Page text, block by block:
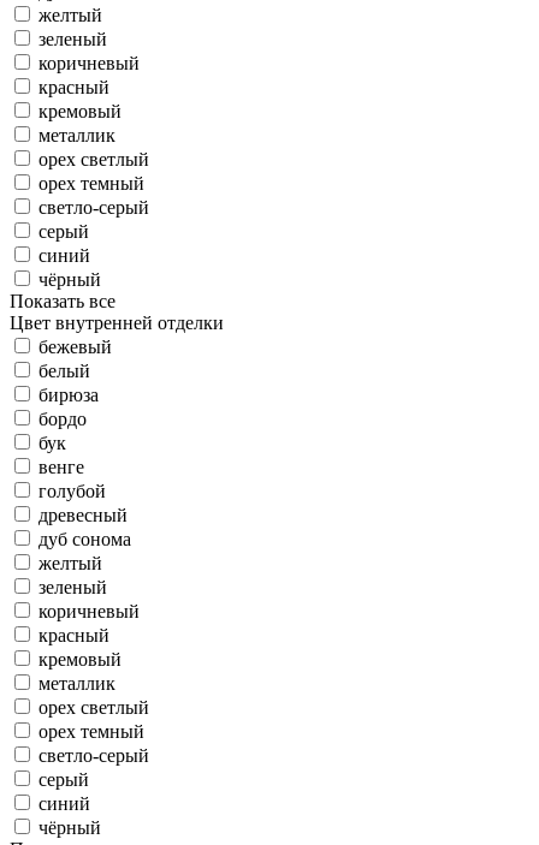
желтый
зеленый
коричневый
красный
кремовый
металлик
орех светлый
орех темный
светло-серый
серый
синий
чёрный
Показать все
Цвет внутренней отделки
бежевый
белый
бирюза
бордо
бук
венге
голубой
древесный
дуб сонома
желтый
зеленый
коричневый
красный
кремовый
металлик
орех светлый
орех темный
светло-серый
серый
синий
чёрный